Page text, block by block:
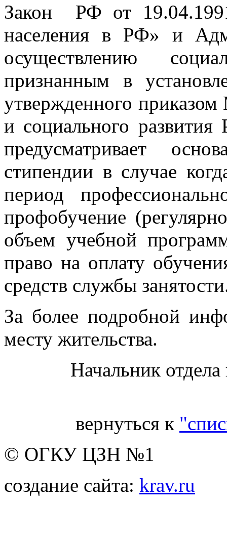
Закон РФ от
населения в РФ» и
осуществлению
признанным в
утвержденного приказом
и социального
предусматривает
стипендии в случае
период
профобучение
объем учебной
право на оплату
средств службы
За более подробной
месту жительства.
Начальник
вернуться к
© ОГКУ ЦЗН №1
создание сайта: krav.ru